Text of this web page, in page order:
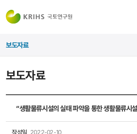
보도자료
보도자료
“생활물류시설의 실태 파악을 통한 생활물류시
작성일 2022-02-10